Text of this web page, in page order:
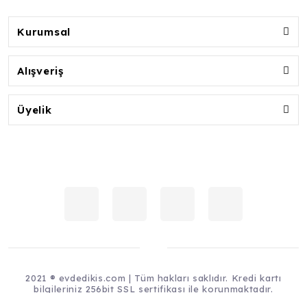
Kurumsal
Alışveriş
Üyelik
2021 ® evdedikis.com | Tüm hakları saklıdır. Kredi kartı
bilgileriniz 256bit SSL sertifikası ile korunmaktadır.